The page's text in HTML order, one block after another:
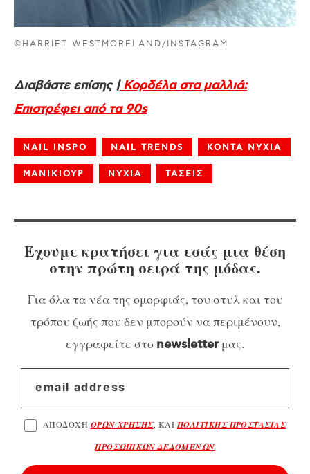
©HARRIET WESTMORELAND/INSTAGRAM
Διαβάστε επίσης |Κορδέλα στα μαλλιά:
Επιστρέφει από τα 90s
NAIL INSPO NAIL TRENDS ΚΟΝΤΑ ΝΥΧΙΑ
ΜΑΝΙΚΙΟΥΡ ΝΥΧΙΑ ΤΑΣΕΙΣ
Έχουμε κρατήσει για εσάς μια θέση
στην πρώτη σειρά της μόδας.
Για όλα τα νέα της ομορφιάς, του στυλ και του
τρόπου ζωής που δεν μπορούν να περιμένουν,
εγγραφείτε στο newsletterμας.
ΑΠΟΔΟΧΗ ΟΡΩΝ ΧΡΗΣΗΣ, ΚΑΙΠΟΛΙΤΙΚΗΣ ΠΡΟΣΤΑΣΙΑΣ
ΠΡΟΣΩΠΙΚΩΝ ΔΕΔΟΜΕΝΩΝ